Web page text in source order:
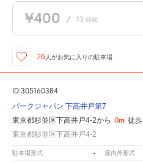
¥400 / 13 時間
26 人がお気に入りの駐車場
ID:305160384
パークジャパン 下高井戸第7
東京都杉並区下高井戸4-2から 0m 徒歩
東京都杉並区下高井戸4-2
駐車場形式 - 屋内外形式